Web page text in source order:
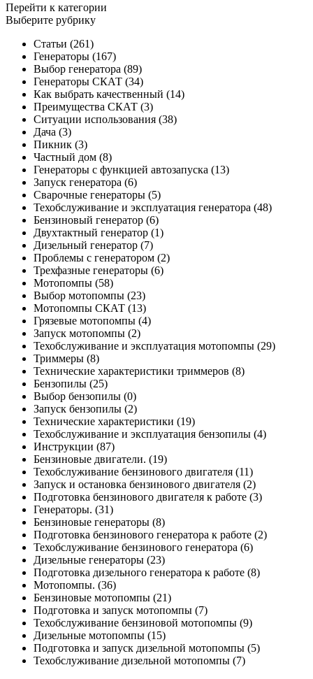
Перейти к категории
Выберите рубрику
Статьи (261)
Генераторы (167)
Выбор генератора (89)
Генераторы СКАТ (34)
Как выбрать качественный (14)
Преимущества СКАТ (3)
Ситуации использования (38)
Дача (3)
Пикник (3)
Частный дом (8)
Генераторы с функцией автозапуска (13)
Запуск генератора (6)
Сварочные генераторы (5)
Техобслуживание и эксплуатация генератора (48)
Бензиновый генератор (6)
Двухтактный генератор (1)
Дизельный генератор (7)
Проблемы с генератором (2)
Трехфазные генераторы (6)
Мотопомпы (58)
Выбор мотопомпы (23)
Мотопомпы СКАТ (13)
Грязевые мотопомпы (4)
Запуск мотопомпы (2)
Техобслуживание и эксплуатация мотопомпы (29)
Триммеры (8)
Технические характеристики триммеров (8)
Бензопилы (25)
Выбор бензопилы (0)
Запуск бензопилы (2)
Технические характеристики (19)
Техобслуживание и эксплуатация бензопилы (4)
Инструкции (87)
Бензиновые двигатели. (19)
Техобслуживание бензинового двигателя (11)
Запуск и остановка бензинового двигателя (2)
Подготовка бензинового двигателя к работе (3)
Генераторы. (31)
Бензиновые генераторы (8)
Подготовка бензинового генератора к работе (2)
Техобслуживание бензинового генератора (6)
Дизельные генераторы (23)
Подготовка дизельного генератора к работе (8)
Мотопомпы. (36)
Бензиновые мотопомпы (21)
Подготовка и запуск мотопомпы (7)
Техобслуживание бензиновой мотопомпы (9)
Дизельные мотопомпы (15)
Подготовка и запуск дизельной мотопомпы (5)
Техобслуживание дизельной мотопомпы (7)